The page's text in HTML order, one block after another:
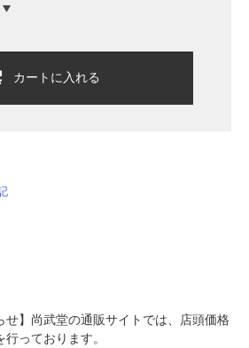
カートに入れる
せ】尚武堂の通販サイトでは、店頭価格
っております。